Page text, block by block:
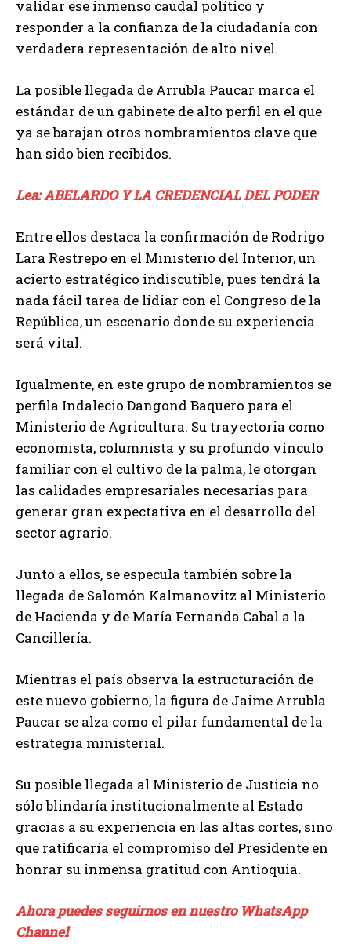
validar ese inmenso caudal político y
responder a la confianza de la ciudadanía con
verdadera representación de alto nivel.
La posible llegada de Arrubla Paucar marca el
estándar de un gabinete de alto perfil en el que
ya se barajan otros nombramientos clave que
han sido bien recibidos.
Lea: ABELARDO Y LA CREDENCIAL DEL PODER
Entre ellos destaca la confirmación de Rodrigo
Lara Restrepo en el Ministerio del Interior, un
acierto estratégico indiscutible, pues tendrá la
nada fácil tarea de lidiar con el Congreso de la
República, un escenario donde su experiencia
será vital.
Igualmente, en este grupo de nombramientos se
perfila Indalecio Dangond Baquero para el
Ministerio de Agricultura. Su trayectoria como
economista, columnista y su profundo vínculo
familiar con el cultivo de la palma, le otorgan
las calidades empresariales necesarias para
generar gran expectativa en el desarrollo del
sector agrario.
Junto a ellos, se especula también sobre la
llegada de Salomón Kalmanovitz al Ministerio
de Hacienda y de María Fernanda Cabal a la
Cancillería.
Mientras el país observa la estructuración de
este nuevo gobierno, la figura de Jaime Arrubla
Paucar se alza como el pilar fundamental de la
estrategia ministerial.
Su posible llegada al Ministerio de Justicia no
sólo blindaría institucionalmente al Estado
gracias a su experiencia en las altas cortes, sino
que ratificaría el compromiso del Presidente en
honrar su inmensa gratitud con Antioquia.
Ahora puedes seguirnos en nuestro WhatsApp
Channel